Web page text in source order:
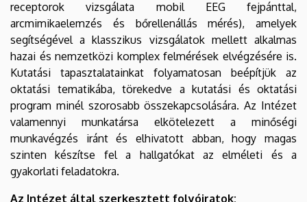
receptorok vizsgálata mobil EEG fejpánttal,
arcmimikaelemzés és bőrellenállás mérés), amelyek
segítségével a klasszikus vizsgálatok mellett alkalmas
hazai és nemzetközi komplex felmérések elvégzésére is.
Kutatási tapasztalatainkat folyamatosan beépítjük az
oktatási tematikába, törekedve a kutatási és oktatási
program minél szorosabb összekapcsolására. Az Intézet
valamennyi munkatársa elkötelezett a minőségi
munkavégzés iránt és elhivatott abban, hogy magas
szinten készítse fel a hallgatókat az elméleti és a
gyakorlati feladatokra.
Az Intézet által szerkesztett folyóiratok: